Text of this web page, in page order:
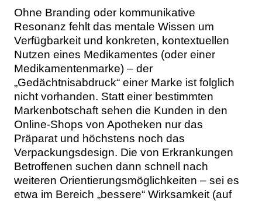
Ohne Branding oder kommunikative
Resonanz fehlt das mentale Wissen um
Verfügbarkeit und konkreten, kontextuellen
Nutzen eines Medikamentes (oder einer
Medikamentenmarke) – der
„Gedächtnisabdruck“ einer Marke ist folglich
nicht vorhanden. Statt einer bestimmten
Markenbotschaft sehen die Kunden in den
Online-Shops von Apotheken nur das
Präparat und höchstens noch das
Verpackungsdesign. Die von Erkrankungen
Betroffenen suchen dann schnell nach
weiteren Orientierungsmöglichkeiten – sei es
etwa im Bereich „bessere“ Wirksamkeit (auf